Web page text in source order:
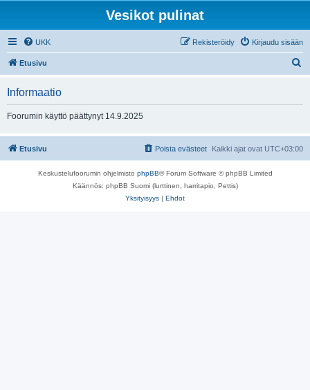
Vesikot pulinat
UKK Kirjaudu sisään
Rekisteröidy
Etusivu
Informaatio
Foorumin käyttö päättynyt 14.9.2025
Etusivu Kaikki ajat ovat UTC+03:00
Poista evästeet
Keskustelufoorumin ohjelmisto phpBB® Forum Software © phpBB Limited
Käännös: phpBB Suomi (lurttinen, harritapio, Pettis)
Yksityisyys | Ehdot